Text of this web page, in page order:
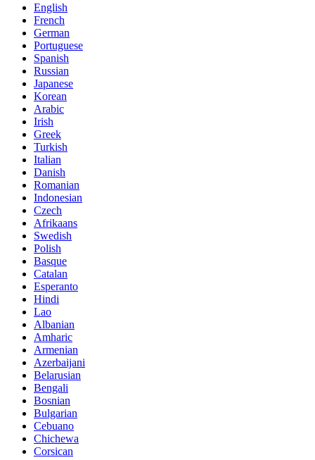
English
French
German
Portuguese
Spanish
Russian
Japanese
Korean
Arabic
Irish
Greek
Turkish
Italian
Danish
Romanian
Indonesian
Czech
Afrikaans
Swedish
Polish
Basque
Catalan
Esperanto
Hindi
Lao
Albanian
Amharic
Armenian
Azerbaijani
Belarusian
Bengali
Bosnian
Bulgarian
Cebuano
Chichewa
Corsican